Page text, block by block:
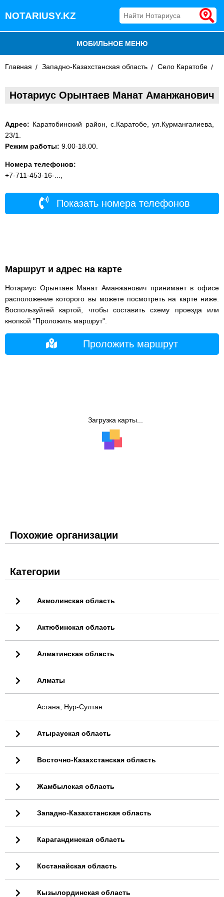
NOTARIUSY.KZ
МОБИЛЬНОЕ МЕНЮ
БЛОГ
ДОБАВИТЬ КОМПАНИЮ
Главная Западно-Казахстанская область Село Каратобе
Нотариус Орынтаев Манат Аманжанович
Адрес: Каратобинский район, с.Каратобе, ул.Курмангалиева,
23/1.
Режим работы: 9.00-18.00.
Номера телефонов:
+7-711-453-16-...,
Показать номера телефонов
Маршрут и адрес на карте
Нотариус Орынтаев Манат Аманжанович принимает в офисе
расположение которого вы можете посмотреть на карте ниже.
Воспользуйтей картой, чтобы составить схему проезда или
кнопкой "Проложить маршрут".
Проложить маршрут
Загрузка карты...
Похожие организации
Категории
Акмолинская область
Актюбинская область
Алматинская область
Алматы
Астана, Нур-Султан
Атырауская область
Восточно-Казахстанская область
Жамбылская область
Западно-Казахстанская область
Карагандинская область
Костанайская область
Кызылординская область